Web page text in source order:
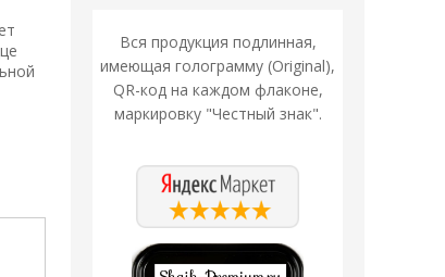
Вся продукция подлинная,
имеющая голограмму (Original),
QR-код на каждом флаконе,
маркировку "Честный знак".